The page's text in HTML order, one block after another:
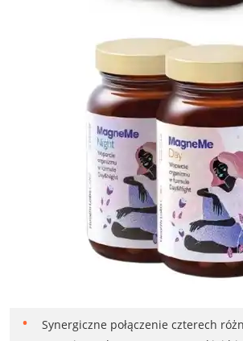
Synergiczne połączenie czterech